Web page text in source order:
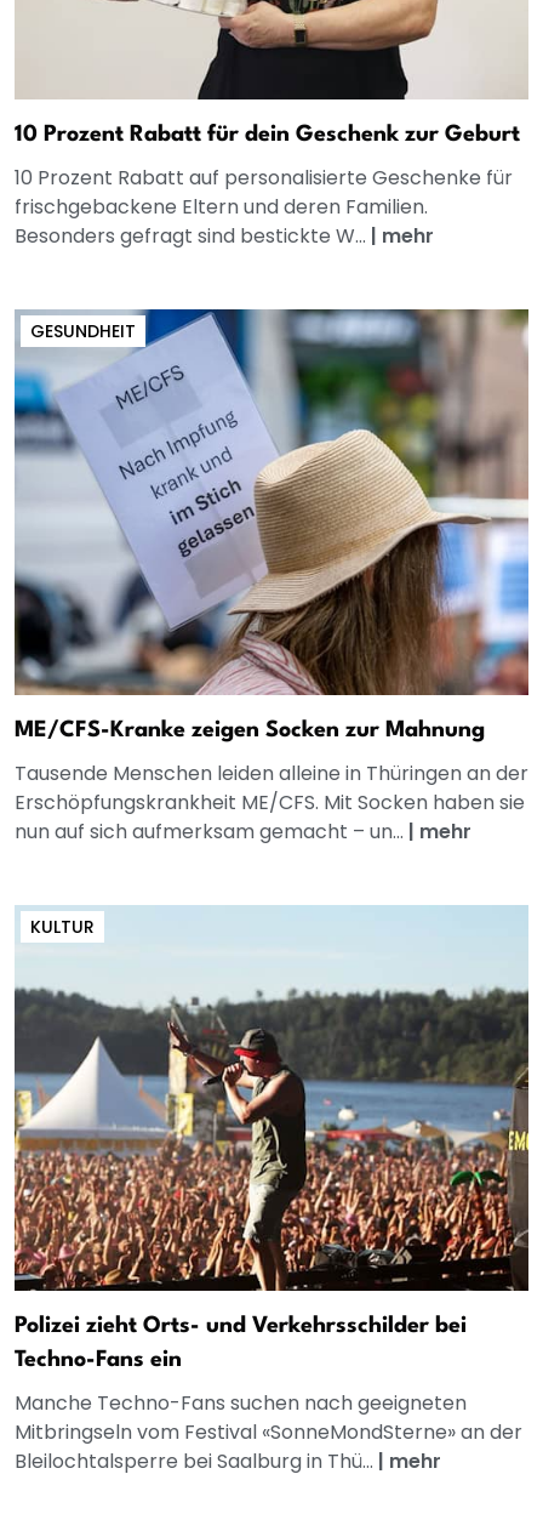
10 Prozent Rabatt für dein Geschenk zur Geburt
10 Prozent Rabatt auf personalisierte Geschenke für
frischgebackene Eltern und deren Familien.
Besonders gefragt sind bestickte W... | mehr
GESUNDHEIT
ME/CFS-Kranke zeigen Socken zur Mahnung
Tausende Menschen leiden alleine in Thüringen an der
Erschöpfungskrankheit ME/CFS. Mit Socken haben sie
nun auf sich aufmerksam gemacht – un... | mehr
KULTUR
Polizei zieht Orts- und Verkehrsschilder bei
Techno-Fans ein
Manche Techno-Fans suchen nach geeigneten
Mitbringseln vom Festival «SonneMondSterne» an der
Bleilochtalsperre bei Saalburg in Thü... | mehr